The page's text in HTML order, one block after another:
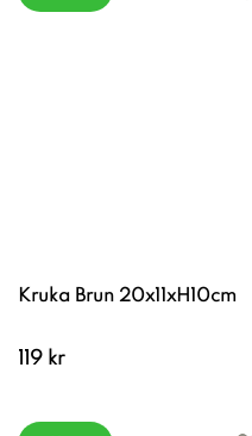
Kruka Brun 20x11xH10cm
119 kr